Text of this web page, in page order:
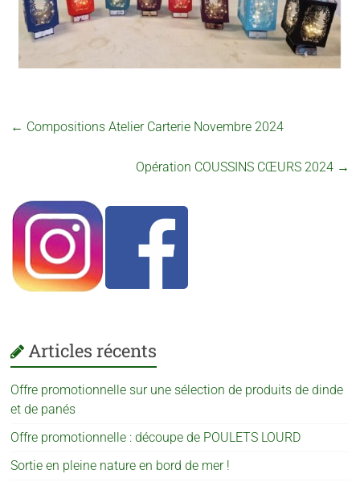
← Compositions Atelier Carterie Novembre 2024
Opération COUSSINS CŒURS 2024 →
Articles récents
Offre promotionnelle sur une sélection de produits de dinde
et de panés
Offre promotionnelle : découpe de POULETS LOURD
Sortie en pleine nature en bord de mer !